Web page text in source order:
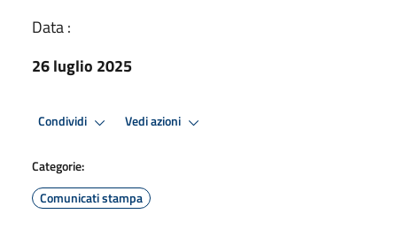
Data :
26 luglio 2025
Condividi Vedi azioni
Categorie:
Comunicati stampa